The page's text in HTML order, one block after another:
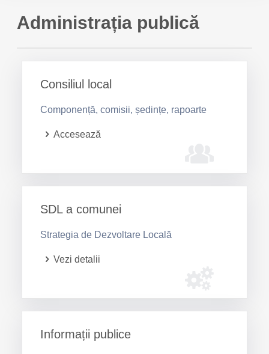
Administrația publică
Consiliul local
Componență, comisii, ședințe, rapoarte
Accesează
SDL a comunei
Strategia de Dezvoltare Locală
Vezi detalii
Informații publice